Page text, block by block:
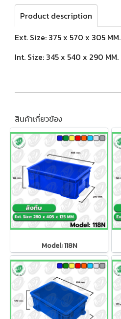
Product description
Ext. Size: 375 x 570 x 305 MM.
Int. Size: 345 x 540 x 290 MM.
สินค้าเกี่ยวข้อง
Model: 118N